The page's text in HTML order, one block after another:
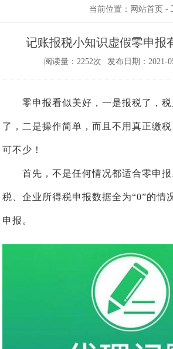
当前位置： 网站首页 -
记账报税小知识虚假零申报
阅读量：2252次 发布日期：2021-
零申报看似美好，一是报税了，税
了，二是操作简单，而且不用真正缴
可不少！
首先，不是任何情况都适合零申报
税、企业所得税申报数据全为“0”的情
申报。